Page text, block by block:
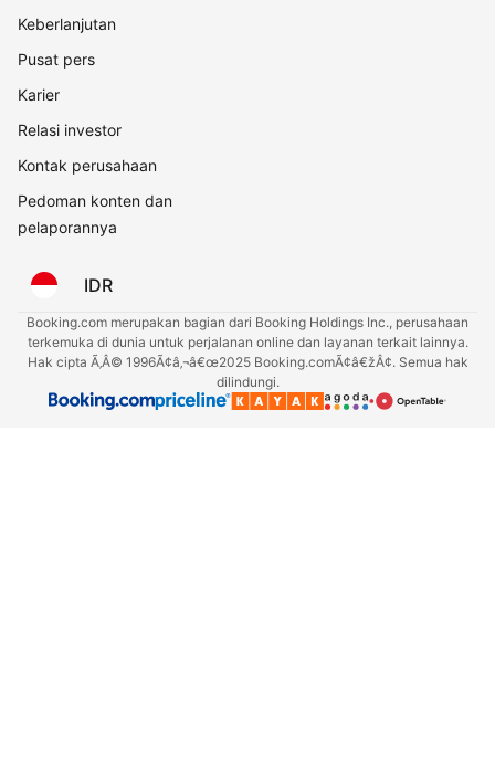
Keberlanjutan
Pusat pers
Karier
Relasi investor
Kontak perusahaan
Pedoman konten dan
pelaporannya
IDR
Booking.com merupakan bagian dari Booking Holdings Inc., perusahaan
terkemuka di dunia untuk perjalanan online dan layanan terkait lainnya.
Hak cipta Ã‚Â© 1996Ã¢â‚¬â€œ2025 Booking.comÃ¢â€žÂ¢. Semua hak
dilindungi.